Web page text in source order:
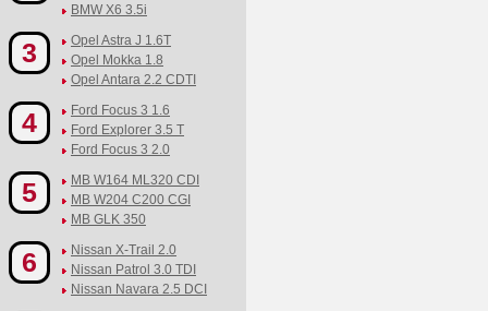
BMW X6 3.5i
3
Opel Astra J 1.6T
Opel Mokka 1.8
Opel Antara 2.2 CDTI
4
Ford Focus 3 1.6
Ford Explorer 3.5 T
Ford Focus 3 2.0
5
MB W164 ML320 CDI
MB W204 C200 CGI
MB GLK 350
6
Nissan X-Trail 2.0
Nissan Patrol 3.0 TDI
Nissan Navara 2.5 DCI